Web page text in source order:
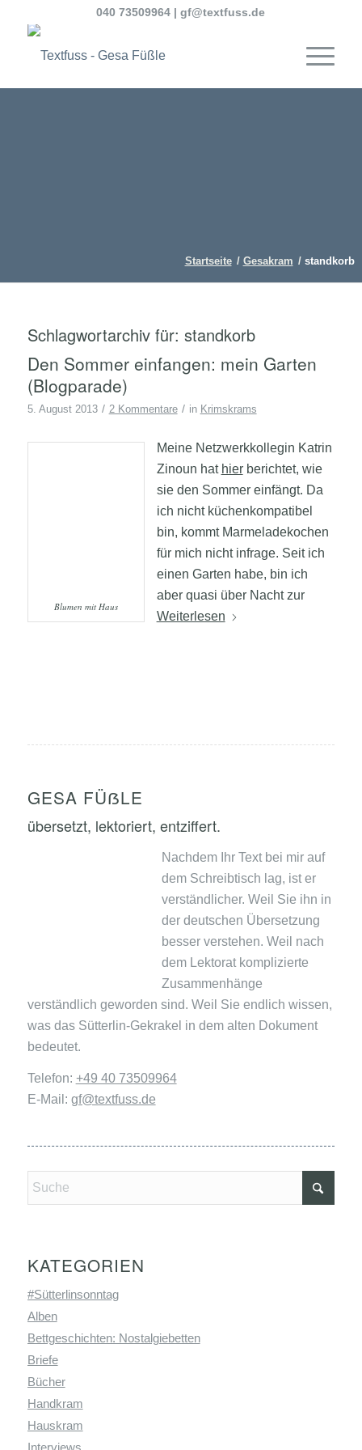
040 73509964 |gf@textfuss.de
Startseite / Gesakram / standkorb
Schlagwortarchiv für: standkorb
Den Sommer einfangen: mein Garten
(Blogparade)
5. August 2013 / 2 Kommentare / in Krimskrams
Blumen mit Haus
Meine Netzwerkkollegin Katrin
Zinoun hat hierberichtet, wie
sie den Sommer einfängt. Da
ich nicht küchenkompatibel
bin, kommt Marmeladekochen
für mich nicht infrage. Seit ich
einen Garten habe, bin ich
aber quasi über Nacht zur
Weiterlesen
GESA FÜẞLE
übersetzt, lektoriert, entziffert.
Nachdem Ihr Text bei mir auf
dem Schreibtisch lag, ist er
verständlicher. Weil Sie ihn in
der deutschen Übersetzung
besser verstehen. Weil nach
dem Lektorat komplizierte
Zusammenhänge
verständlich geworden sind. Weil Sie endlich wissen,
was das Sütterlin-Gekrakel in dem alten Dokument
bedeutet.
Telefon: +49 40 73509964
E-Mail: gf@textfuss.de
KATEGORIEN
#Sütterlinsonntag
Alben
Bettgeschichten: Nostalgiebetten
Briefe
Bücher
Handkram
Hauskram
Interviews